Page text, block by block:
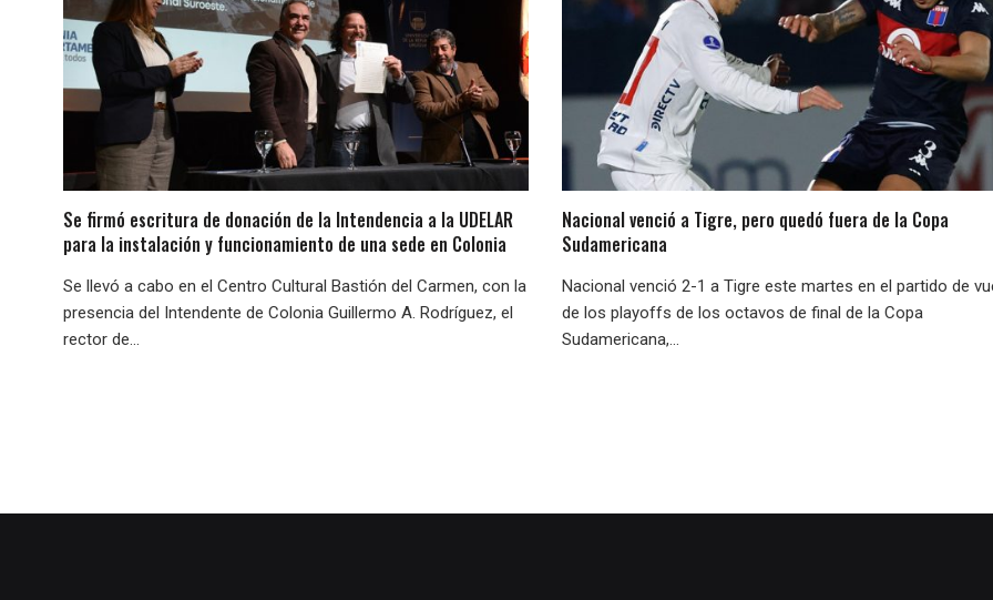
Se firmó escritura de donación de la Intendencia a la UDELAR
para la instalación y funcionamiento de una sede en Colonia
Se llevó a cabo en el Centro Cultural Bastión del Carmen, con la
presencia del Intendente de Colonia Guillermo A. Rodríguez, el
rector de...
Nacional venció a Tigre, pero quedó fuera de la Copa
Sudamericana
Nacional venció 2-1 a Tigre este martes en el partido de
de los playoffs de los octavos de final de la Copa
Sudamericana,...